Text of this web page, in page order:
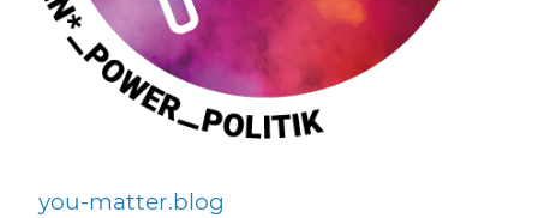
you-matter.blog